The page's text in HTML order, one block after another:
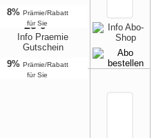
8% Prämie/Rabatt
für Sie
25 €
9% Prämie/Rabatt
für Sie